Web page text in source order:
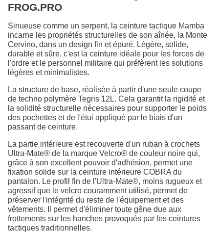
FROG.PRO
Sinueuse comme un serpent, la ceinture tactique Mamba
incarne les propriétés structurelles de son aînée, la Monte
Cervino, dans un design fin et épuré. Légère, solide,
durable et sûre, c'est la ceinture idéale pour les forces de
l'ordre et le personnel militaire qui préfèrent les solutions
légères et minimalistes.
La structure de base, réalisée à partir d'une seule coupe
de techno polymère Tegris 12L. Cela garantit la rigidité et
la solidité structurelle nécessaires pour supporter le poids
des pochettes et de l'étui appliqué par le biais d'un
passant de ceinture.
La partie intérieure est recouverte d'un ruban à crochets
Ultra-Mate® de la marque Velcro® de couleur noire qui,
grâce à son excellent pouvoir d'adhésion, permet une
fixation solide sur la ceinture intérieure COBRA du
pantalon. Le profil fin de l'Ultra-Mate®, moins rugueux et
agressif que le velcro couramment utilisé, permet de
préserver l'intégrité du reste de l'équipement et des
vêtements. Il permet d'éliminer toute gêne due aux
frottements sur les hanches provoqués par les ceintures
tactiques traditionnelles.